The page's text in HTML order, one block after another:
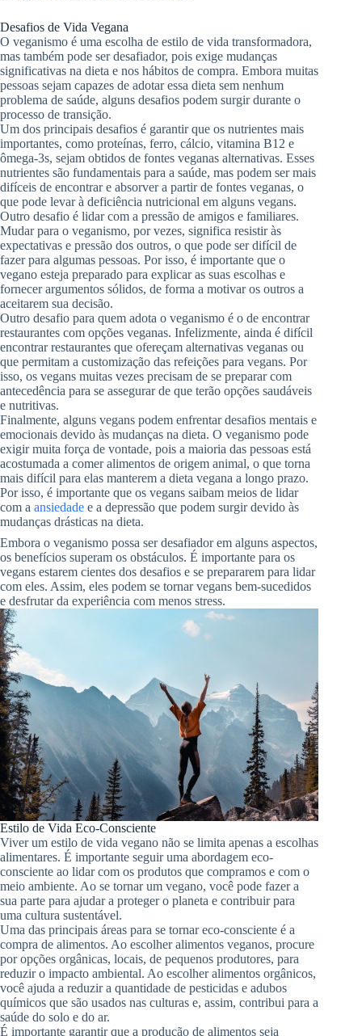
Desafios de Vida Vegana
O veganismo é uma escolha de estilo de vida transformadora,
mas também pode ser desafiador, pois exige mudanças
significativas na dieta e nos hábitos de compra. Embora muitas
pessoas sejam capazes de adotar essa dieta sem nenhum
problema de saúde, alguns desafios podem surgir durante o
processo de transição.
Um dos principais desafios é garantir que os nutrientes mais
importantes, como proteínas, ferro, cálcio, vitamina B12 e
ômega-3s, sejam obtidos de fontes veganas alternativas. Esses
nutrientes são fundamentais para a saúde, mas podem ser mais
difíceis de encontrar e absorver a partir de fontes veganas, o
que pode levar à deficiência nutricional em alguns vegans.
Outro desafio é lidar com a pressão de amigos e familiares.
Mudar para o veganismo, por vezes, significa resistir às
expectativas e pressão dos outros, o que pode ser difícil de
fazer para algumas pessoas. Por isso, é importante que o
vegano esteja preparado para explicar as suas escolhas e
fornecer argumentos sólidos, de forma a motivar os outros a
aceitarem sua decisão.
Outro desafio para quem adota o veganismo é o de encontrar
restaurantes com opções veganas. Infelizmente, ainda é difícil
encontrar restaurantes que ofereçam alternativas veganas ou
que permitam a customização das refeições para vegans. Por
isso, os vegans muitas vezes precisam de se preparar com
antecedência para se assegurar de que terão opções saudáveis
e nutritivas.
Finalmente, alguns vegans podem enfrentar desafios mentais e
emocionais devido às mudanças na dieta. O veganismo pode
exigir muita força de vontade, pois a maioria das pessoas está
acostumada a comer alimentos de origem animal, o que torna
mais difícil para elas manterem a dieta vegana a longo prazo.
Por isso, é importante que os vegans saibam meios de lidar
com a ansiedade e a depressão que podem surgir devido às
mudanças drásticas na dieta.
Embora o veganismo possa ser desafiador em alguns aspectos,
os benefícios superam os obstáculos. É importante para os
vegans estarem cientes dos desafios e se prepararem para lidar
com eles. Assim, eles podem se tornar vegans bem-sucedidos
e desfrutar da experiência com menos stress.
Estilo de Vida Eco-Consciente
Viver um estilo de vida vegano não se limita apenas a escolhas
alimentares. É importante seguir uma abordagem eco-
consciente ao lidar com os produtos que compramos e com o
meio ambiente. Ao se tornar um vegano, você pode fazer a
sua parte para ajudar a proteger o planeta e contribuir para
uma cultura sustentável.
Uma das principais áreas para se tornar eco-consciente é a
compra de alimentos. Ao escolher alimentos veganos, procure
por opções orgânicas, locais, de pequenos produtores, para
reduzir o impacto ambiental. Ao escolher alimentos orgânicos,
você ajuda a reduzir a quantidade de pesticidas e adubos
químicos que são usados ​​nas culturas e, assim, contribui para a
saúde do solo e do ar.
É importante garantir que a produção de alimentos seja